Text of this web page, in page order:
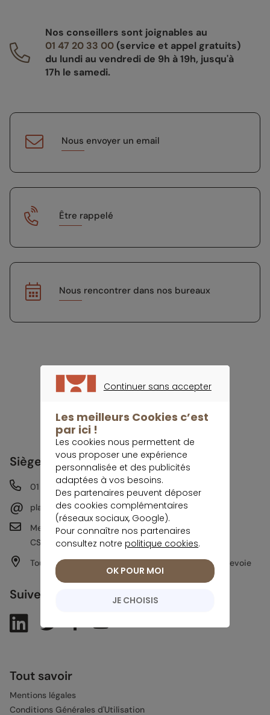
Nos conseillers sont joignables au
01 47 20 33 00(service et appel gratuits)
du lundi au vendredi de 9h à 19h, jusqu'à
17h le samedi.
Nous envoyer un email
Être rappelé
Nous rencontrer dans nos bureaux
Siège Social
01 47 20 33 00
@
placement@meilleurtaux.com
Meilleurtaux Placement
CS 36554, 35065 Rennes CEDEX
Tour Aurore, 18-19 Place des Reflets, 92400 Courbevoie
Suivez-nous sur :
Tout savoir
Mentions légales
Conditions Générales d'Utilisation
Continuer sans accepter
Les meilleurs Cookies c’est
par ici !
Les cookies nous permettent de
vous proposer une expérience
personnalisée et des publicités
adaptées à vos besoins.
Des partenaires peuvent déposer
des cookies complémentaires
(réseaux sociaux, Google).
Pour connaître nos partenaires
consultez notre politique cookies.
JE CHOISIS
OK POUR MOI